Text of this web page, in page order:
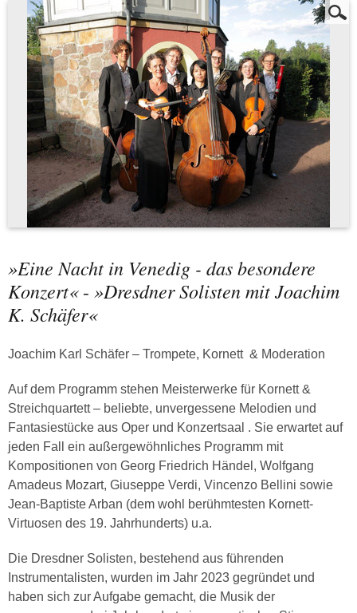
»Eine Nacht in Venedig - das besondere
Konzert«- »Dresdner Solisten mit Joachim
K. Schäfer«
Joachim Karl Schäfer – Trompete, Kornett & Moderation
Auf dem Programm stehen Meisterwerke für Kornett &
Streichquartett – beliebte, unvergessene Melodien und
Fantasiestücke aus Oper und Konzertsaal . Sie erwartet auf
jeden Fall ein außergewöhnliches Programm mit
Kompositionen von Georg Friedrich Händel, Wolfgang
Amadeus Mozart, Giuseppe Verdi, Vincenzo Bellini sowie
Jean-Baptiste Arban (dem wohl berühmtesten Kornett-
Virtuosen des 19. Jahrhunderts) u.a.
Die Dresdner Solisten, bestehend aus führenden
Instrumentalisten, wurden im Jahr 2023 gegründet und
haben sich zur Aufgabe gemacht, die Musik der